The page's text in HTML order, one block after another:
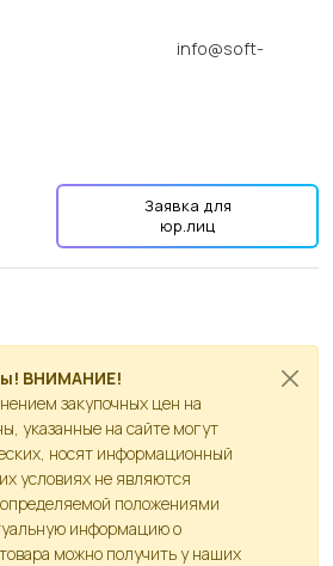
info@soft-
Заявка для
юр.лиц
ВНИМАНИЕ!
закупочных цен на
указанные на сайте могут
носят информационный
условиях не являются
положениями
информацию о
можно получить у наших